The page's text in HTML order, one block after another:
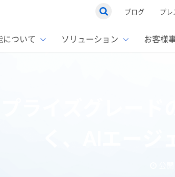
ブログ プレ
について ソリューション お客様
プライズグレー
く、AIエー